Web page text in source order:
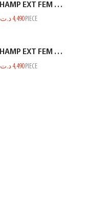
LILAS SHAMP EXT FEM ANTI PELLIC BLEU 350ML
4,490 د.ت PIECE
LILAS SHAMP EXT FEM RACINE GP SECHE SAUMON 350ML
4,490 د.ت PIECE